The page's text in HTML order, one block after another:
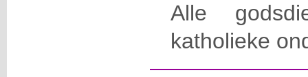
Alle
katholieke